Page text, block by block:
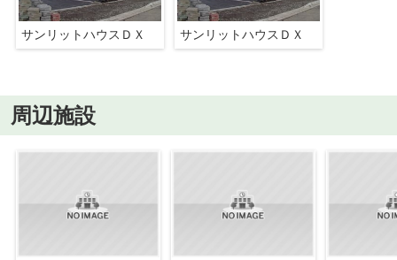
サンリットハウスＤＸ サンリットハウスＤＸ
周辺施設